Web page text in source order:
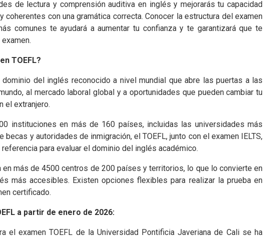
de lectura y comprensión auditiva en inglés y mejorarás tu capacidad
con una gramática correcta. Conocer la estructura del examen
comunes te ayudará a aumentar tu confianza y te garantizará que te
TOEFL?
dominio del inglés reconocido a nivel mundial que abre las puertas a las
al mercado laboral global y a oportunidades que pueden cambiar tu
el extranjero.
instituciones en más de 160 países, incluidas las universidades más
y autoridades de inmigración, el TOEFL, junto con el examen IELTS,
para evaluar el dominio del inglés académico.
en más de 4500 centros de 200 países y territorios, lo que lo convierte en
más accesibles. Existen opciones flexibles para realizar la prueba en
certificado.
a partir de enero de 2026:
el examen TOEFL de la Universidad Pontificia Javeriana de Cali se ha